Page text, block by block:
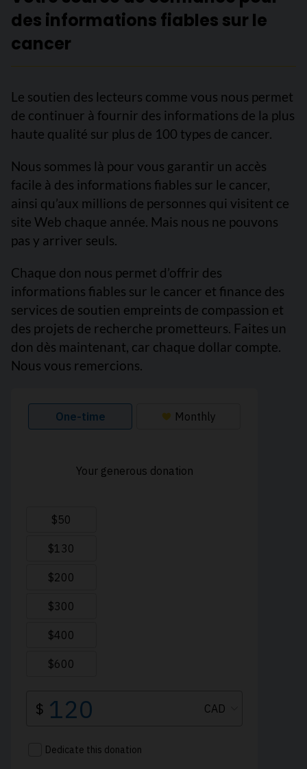
des informations fiables sur le
cancer
Le soutien des lecteurs comme vous nous permet
de continuer à fournir des informations de la plus
haute qualité sur plus de 100 types de cancer.
Nous sommes là pour vous garantir un accès
facile à des informations fiables sur le cancer,
ainsi qu’aux millions de personnes qui visitent ce
site Web chaque année. Mais nous ne pouvons
pas y arriver seuls.
Chaque don nous permet d’offrir des
informations fiables sur le cancer et finance des
services de soutien empreints de compassion et
des projets de recherche prometteurs. Faites un
don dès maintenant, car chaque dollar compte.
Nous vous remercions.